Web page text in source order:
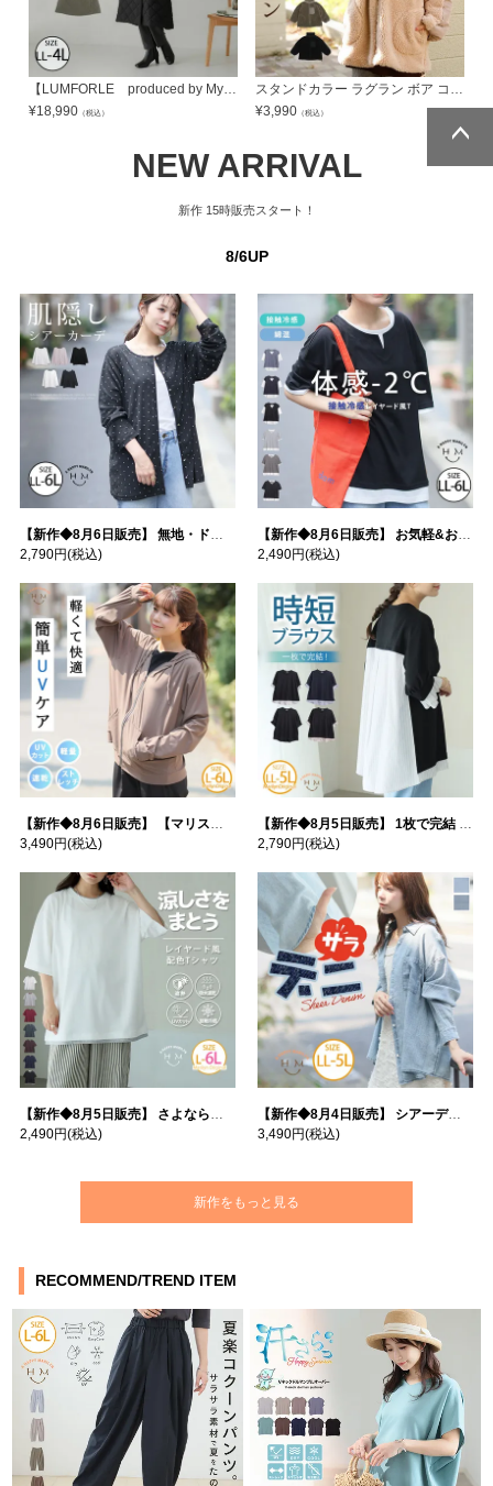
【LUMFORLE produced by My:nia】ハイブリッド ロング キルティングコート | 大きいサイズの通販ならハッピーマリリン
¥18,990 （税込）
スタンドカラー ラグラン ボア コート
¥3,990 （税込） ¥
NEW ARRIVAL
新作 15時販売スタート！
8/6UP
【新作◆8月6日販売】 無地・ドット柄から選べる 忍ばせ 活躍 シアー カーデ | 大きいサイズの通販ならハッピーマリリン
2,790円(税込)
【新作◆8月6日販売】 お気軽&お手軽 選べるデザイン 接触冷感 レイヤード風 コットン トップス | 大きいサイズの通販ならハッピーマリリン
2,490円(税込)
【新作◆8月6日販売】 【マリスポーツ】 運動初心者さんのための フード付き パーカー | 大きいサイズの通販ならハッピーマリリン
3,490円(税込)
【新作◆8月5日販売】 1枚で完結 袖口＆バック フハク使い トップス | 大きいサイズの通販ならハッピーマリリン
2,790円(税込)
【新作◆8月5日販売】 さよなら猛暑 涼しさを着る 遮熱 接触冷感 吸水・速乾 五分袖 コンフォートメッシュ 配色レイヤード 風ゆる Tシャツ | 大きいサイズの通販ならハッピーマリリン
2,490円(税込)
【新作◆8月4日販売】 シアーデニムで お洒落に肌隠し | 大きいサイズの通販ならハッピーマリリン
3,490円(税込)
新作をもっと見る
RECOMMEND/TREND ITEM